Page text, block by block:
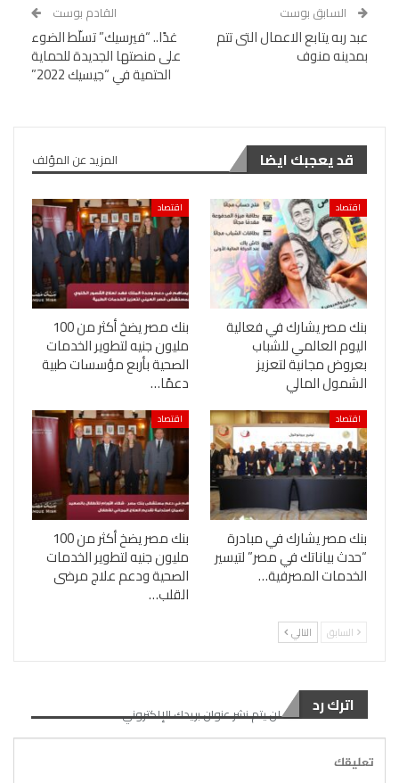
السابق بوست
عبد ربه يتابع الاعمال التى تتم
بمدينه منوف
القادم بوست
غدًا.. “فيرسيك” تسلّط الضوء
على منصتها الجديدة للحماية
الحتمية في “جيسيك 2022”
قد يعجبك ايضا المزيد عن المؤلف
اقتصاد
بنك مصر يشارك في فعالية
اليوم العالمي للشباب
بعروض مجانية لتعزيز
الشمول المالي
اقتصاد
بنك مصر يضخ أكثر من 100
مليون جنيه لتطوير الخدمات
الصحية بأربع مؤسسات طبية
دعمًا…
اقتصاد
بنك مصر يشارك في مبادرة
“حدث بياناتك في مصر” لتيسير
الخدمات المصرفية…
اقتصاد
بنك مصر يضخ أكثر من 100
مليون جنيه لتطوير الخدمات
الصحية ودعم علاج مرضى
القلب…
السابق التالي
اترك رد لن يتم نشر عنوان بريدك الإلكتروني.